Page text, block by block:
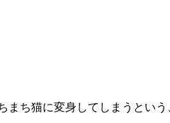
ち猫に変身してしまうという